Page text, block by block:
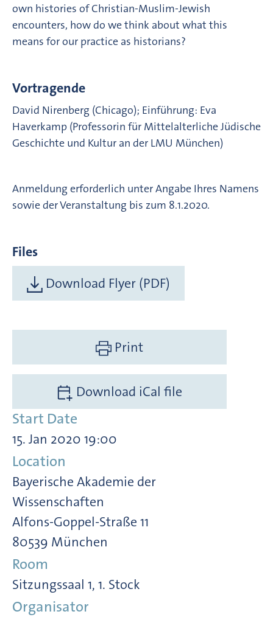
own histories of Christian-Muslim-Jewish
encounters, how do we think about what this
means for our practice as historians?
Vortragende
David Nirenberg (Chicago); Einführung: Eva
Haverkamp (Professorin für Mittelalterliche Jüdische
Geschichte und Kultur an der LMU München)
Anmeldung erforderlich unter Angabe Ihres Namens
sowie der Veranstaltung bis zum 8.1.2020.
Files
Download Flyer (PDF)
Print
Download iCal file
Start Date
15. Jan 2020 19:00
Location
Bayerische Akademie der
Wissenschaften
Alfons-Goppel-Straße 11
80539 München
Room
Sitzungssaal 1, 1. Stock
Organisator